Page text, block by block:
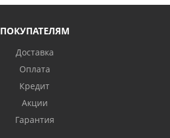
ПОКУПАТЕЛЯМ
Доставка
Оплата
Кредит
Акции
Гарантия